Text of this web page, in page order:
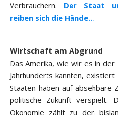
Verbrauchern. Der Staat
reiben sich die Hände…
Wirtschaft am Abgrund
Das Amerika, wie wir es in
Jahrhunderts kannten,
Staaten haben auf absehbare
politische Zukunft verspielt.
Ökonomie zählt zu den